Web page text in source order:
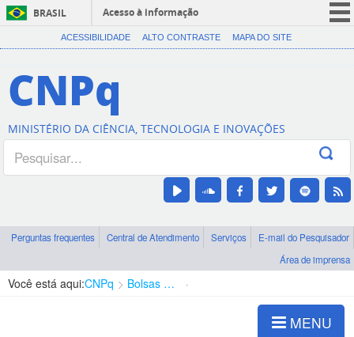
BRASIL
Acesso à informação
CORONAVÍRUS (COVID-19)
Canais
ACESSIBILIDADE ALTO CONTRASTE MAPA DO SITE
CNPq
MINISTÉRIO DA CIÊNCIA, TECNOLOGIA E INOVAÇÕES
Perguntas frequentes Central de Atendimento Serviços
E-mail do Pesquisador
Área de imprensa
Você está aqui:CNPq Bolsas e Auxílios Vigentes
MENU